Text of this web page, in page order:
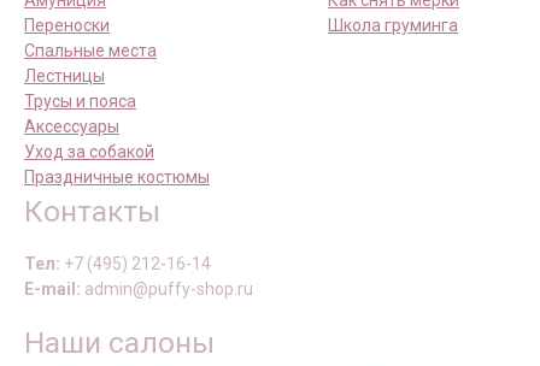
Переноски
Спальные места
Лестницы
Трусы и пояса
Аксессуары
Уход за собакой
Праздничные костюмы
Школа груминга
Контакты
Тел: +7 (495) 212-16-14
E-mail: admin@puffy-shop.ru
Наши салоны